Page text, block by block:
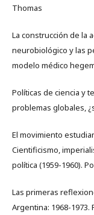
Thomas
La construcción de la
neurobiológico y las
modelo médico
Políticas de ciencia y
problemas globales,
El movimiento
Cientificismo,
política (1959-1960).
Las primeras
Argentina: 1968-1973.